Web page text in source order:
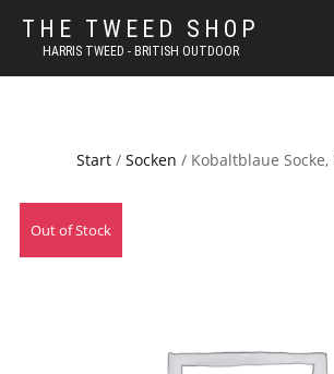
THE TWEED SHOP
HARRIS TWEED - BRITISH OUTDOOR
Start/ Socken / Kobaltblaue
Out of Stock